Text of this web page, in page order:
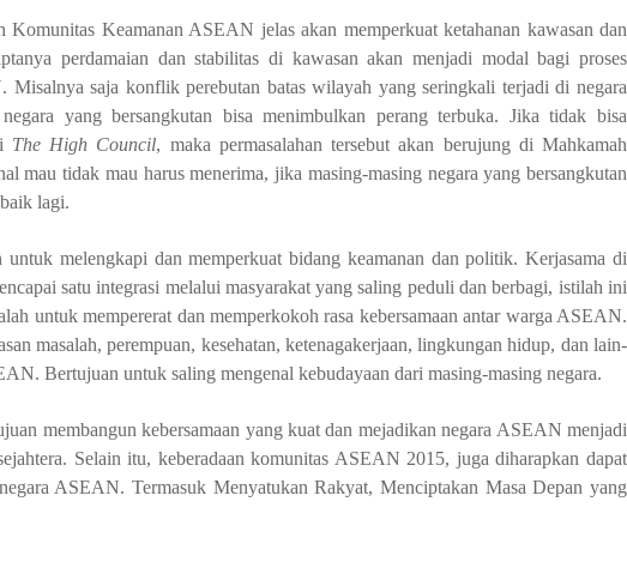
Komunitas Keamanan ASEAN jelas akan memperkuat ketahanan kawasan dan
perdamaian dan stabilitas di kawasan akan menjadi modal bagi proses
Misalnya saja konflik perebutan batas wilayah yang seringkali terjadi di negara
yang bersangkutan bisa menimbulkan perang terbuka. Jika tidak bisa
The High Council, maka permasalahan tersebut akan berujung di Mahkamah
mau tidak mau harus menerima, jika masing-masing negara yang bersangkutan
lagi.
untuk melengkapi dan memperkuat bidang keamanan dan politik. Kerjasama di
satu integrasi melalui masyarakat yang saling peduli dan berbagi, istilah ini
untuk mempererat dan memperkokoh rasa kebersamaan antar warga ASEAN.
masalah, perempuan, kesehatan, ketenagakerjaan, lingkungan hidup, dan lain-
Bertujuan untuk saling mengenal kebudayaan dari masing-masing negara.
membangun kebersamaan yang kuat dan mejadikan negara ASEAN menjadi
Selain itu, keberadaan komunitas ASEAN 2015, juga diharapkan dapat
ASEAN. Termasuk Menyatukan Rakyat, Menciptakan Masa Depan yang